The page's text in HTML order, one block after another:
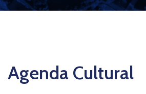
Agenda Cultural